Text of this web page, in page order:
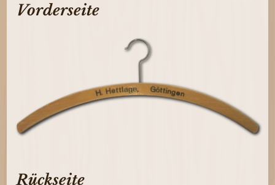
Vorderseite
Rückseite